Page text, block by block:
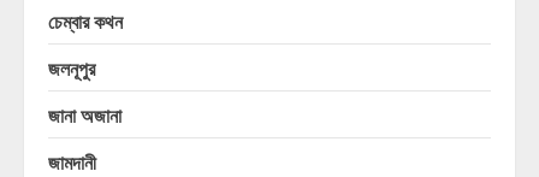
চেম্বার কথন
জলনূপুর
জানা অজানা
জামদানী